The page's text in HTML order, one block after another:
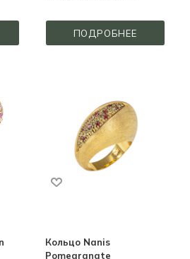
ПОДРОБНЕЕ
Кольцо Nanis
Pomegranate